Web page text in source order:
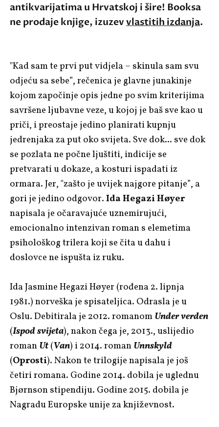
antikvarijatima u Hrvatskoj i šire! Booksa
ne prodaje knjige, izuzevvlastitih izdanja.
"Kad sam te prvi put vidjela – skinula sam svu
odjeću sa sebe”, rečenica je glavne junakinje
kojom započinje opis jedne po svim kriterijima
savršene ljubavne veze, u kojoj je baš sve kao u
priči, i preostaje jedino planirati kupnju
jedrenjaka za put oko svijeta. Sve dok... sve dok
se pozlata ne počne ljuštiti, indicije se
pretvarati u dokaze, a kosturi ispadati iz
ormara. Jer, "zašto je uvijek najgore pitanje”, a
gori je jedino odgovor.Ida Hegazi Høyer
napisala je očaravajuće uznemirujući,
emocionalno intenzivan roman s elemetima
psihološkog trilera koji se čita u dahu i
doslovce ne ispušta iz ruku.
Ida Jasmine Hegazi Høyer (rođena 2. lipnja
1981.) norveška je spisateljica. Odrasla je u
Oslu. Debitirala je 2012. romanomUnder verden
(Ispod svijeta), nakon čega je, 2013., uslijedio
romanUt(Van) i 2014. romanUnnskyld
(Oprosti). Nakon te trilogije napisala je još
četiri romana. Godine 2014. dobila je uglednu
Bjørnson stipendiju. Godine 2015. dobila je
Nagradu Europske unije za književnost.